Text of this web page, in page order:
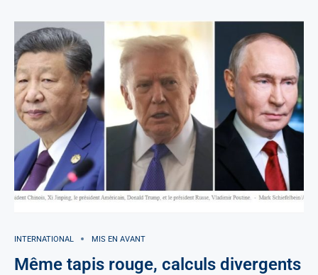
INTERNATIONAL MIS EN AVANT
Même tapis rouge, calculs divergents